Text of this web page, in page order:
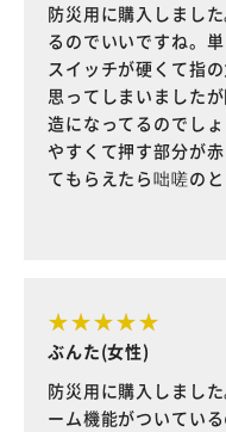
防災用に購入しまし
るのでいいですね。
スイッチが硬くて指
思ってしまいました
造になってるのでし
やすくて押す部分が
てもらえたら咄嗟の
ぶんた(女性)
防災用に購入しまし
ーム機能がついてい